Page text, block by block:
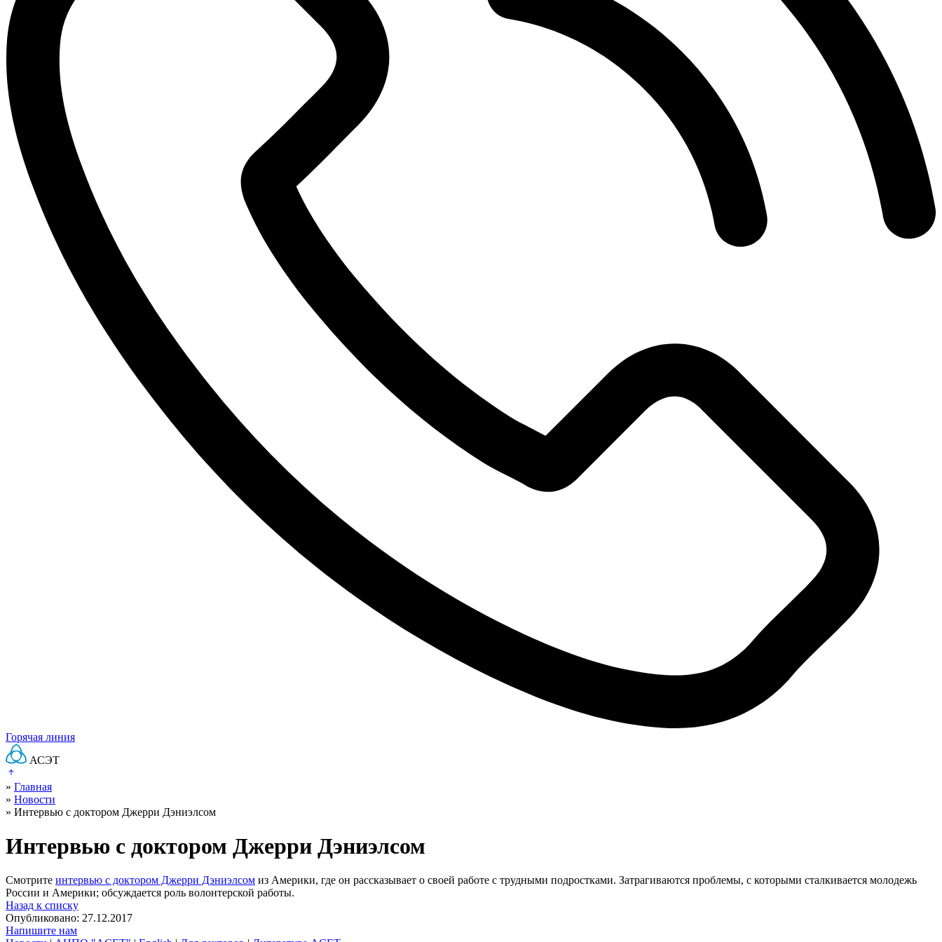
Горячая линия
АСЭТ
» Главная
» Новости
» Интервью с доктором Джерри Дэниэлсом
Интервью с доктором Джерри Дэниэлсом
Смотрите интервью с доктором Джерри Дэниэлсом из Америки, где он рассказывает о своей работе с трудными подростками. Затрагиваются проблемы, с которыми сталкивается молодежь
России и Америки; обсуждается роль волонтерской работы.
Назад к списку
Опубликовано: 27.12.2017
Напишите нам